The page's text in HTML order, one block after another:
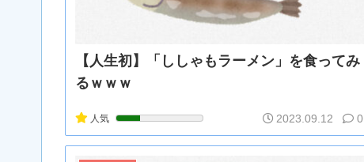
【人生初】「ししゃもラーメン」を食ってみ
るｗｗｗ
人気 2023.09.12 0